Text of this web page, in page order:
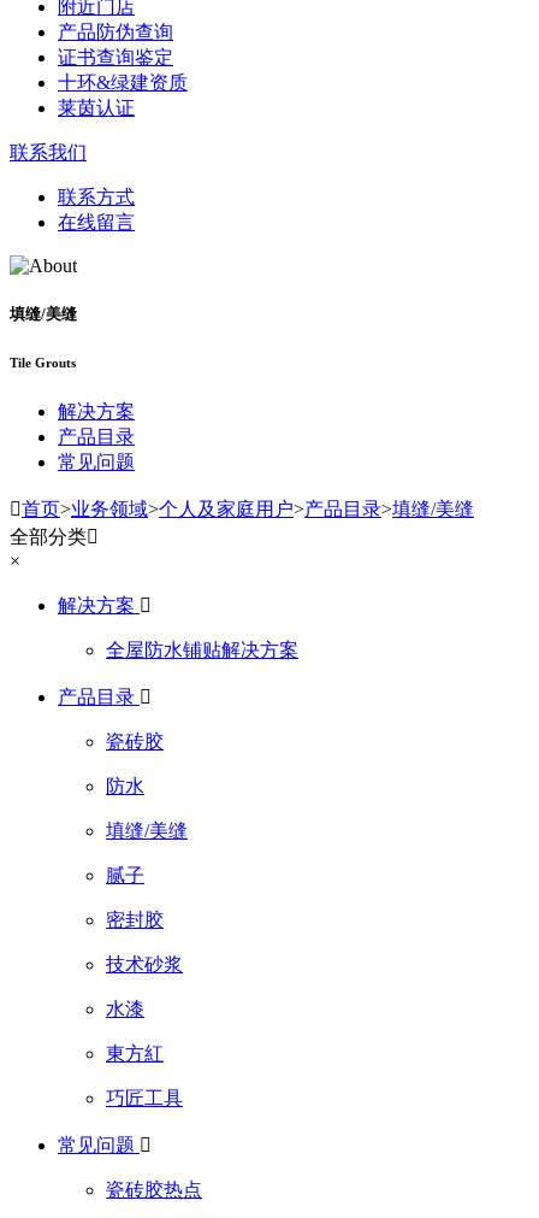
附近门店
产品防伪查询
证书查询鉴定
十环&绿建资质
莱茵认证
联系我们
联系方式
在线留言
填缝/美缝
Tile Grouts
解决方案
产品目录
常见问题
首页>业务领域>个人及家庭用户>产品目录>填缝/美缝
全部分类
×
解决方案 
全屋防水铺贴解决方案
产品目录 
瓷砖胶
防水
填缝/美缝
腻子
密封胶
技术砂浆
水漆
東方紅
巧匠工具
常见问题 
瓷砖胶热点